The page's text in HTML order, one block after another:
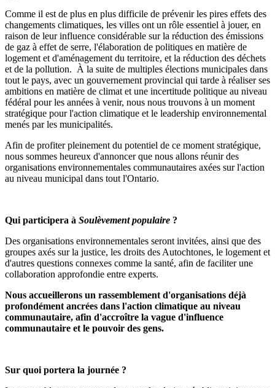
Comme il est de plus en plus difficile de prévenir les pires effets des
changements climatiques, les villes ont un rôle essentiel à jouer, en
raison de leur influence considérable sur la réduction des émissions
de gaz à effet de serre, l'élaboration de politiques en matière de
logement et d'aménagement du territoire, et la réduction des déchets
et de la pollution. À la suite de multiples élections municipales dans
tout le pays, avec un gouvernement provincial qui tarde à réaliser ses
ambitions en matière de climat et une incertitude politique au niveau
fédéral pour les années à venir, nous nous trouvons à un moment
stratégique pour l'action climatique et le leadership environnemental
menés par les municipalités.
Afin de profiter pleinement du potentiel de ce moment stratégique,
nous sommes heureux d'annoncer que nous allons réunir des
organisations environnementales communautaires axées sur l'action
au niveau municipal dans tout l'Ontario.
Qui participera à Soulèvement populaire ?
Des organisations environnementales seront invitées, ainsi que des
groupes axés sur la justice, les droits des Autochtones, le logement et
d'autres questions connexes comme la santé, afin de faciliter une
collaboration approfondie entre experts.
Nous accueillerons un rassemblement d'organisations déjà
profondément ancrées dans l'action climatique au niveau
communautaire, afin d'accroître la vague d'influence
communautaire et le pouvoir des gens.
Sur quoi portera la journée ?